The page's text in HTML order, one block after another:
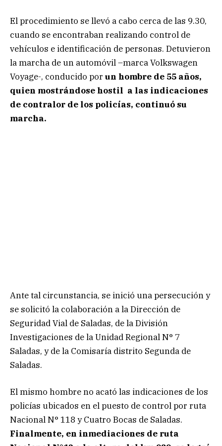
El procedimiento se llevó a cabo cerca de las 9.30,
cuando se encontraban realizando control de
vehículos e identificación de personas. Detuvieron
la marcha de un automóvil –marca Volkswagen
Voyage-, conducido por un hombre de 55 años,
quien mostrándose hostil a las indicaciones
de contralor de los policías, continuó su
marcha.
Ante tal circunstancia, se inició una persecución y
se solicitó la colaboración a la Dirección de
Seguridad Vial de Saladas, de la División
Investigaciones de la Unidad Regional N° 7
Saladas, y de la Comisaría distrito Segunda de
Saladas.
El mismo hombre no acató las indicaciones de los
policías ubicados en el puesto de control por ruta
Nacional N° 118 y Cuatro Bocas de Saladas.
Finalmente, en inmediaciones de ruta